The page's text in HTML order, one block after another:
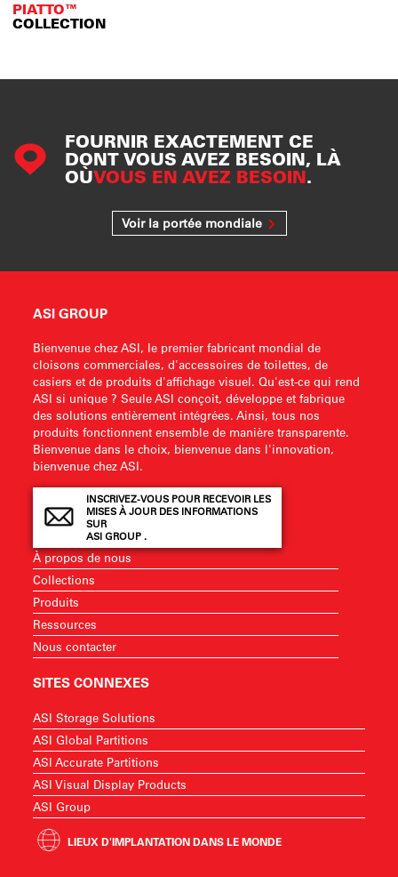
PIATTO™
COLLECTION
FOURNIR EXACTEMENT CE
DONT VOUS AVEZ BESOIN, LÀ
OÙVOUS EN AVEZ BESOIN.
Voir la portée mondiale
ASI GROUP
Bienvenue chez ASI, le premier fabricant mondial de
cloisons commerciales, d'accessoires de toilettes, de
casiers et de produits d'affichage visuel. Qu'est-ce qui rend
ASI si unique ? Seule ASI conçoit, développe et fabrique
des solutions entièrement intégrées. Ainsi, tous nos
produits fonctionnent ensemble de manière transparente.
Bienvenue dans le choix, bienvenue dans l'innovation,
bienvenue chez ASI.
INSCRIVEZ-VOUS POUR RECEVOIR LES
MISES À JOUR DES INFORMATIONS
SUR
ASI GROUP .
À propos de nous
Collections
Produits
Ressources
Nous contacter
SITES CONNEXES
ASI Storage Solutions
ASI Global Partitions
ASI Accurate Partitions
ASI Visual Display Products
ASI Group
LIEUX D'IMPLANTATION DANS LE MONDE